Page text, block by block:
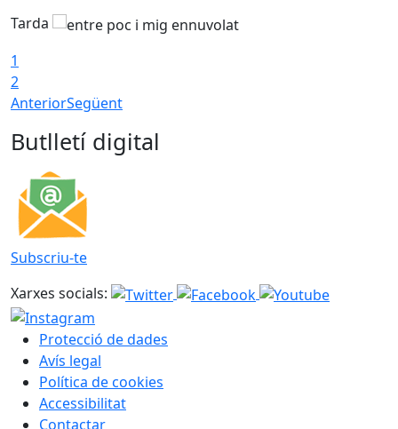
Tarda
1
2
AnteriorSegüent
Butlletí digital
Subscriu-te
Xarxes socials:
Protecció de dades
Avís legal
Política de cookies
Accessibilitat
Contactar